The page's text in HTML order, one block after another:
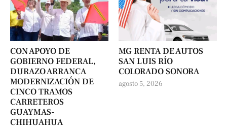
CON APOYO DE
GOBIERNO FEDERAL,
DURAZO ARRANCA
MODERNIZACIÓN DE
CINCO TRAMOS
CARRETEROS
GUAYMAS-
CHIHUAHUA
MG RENTA DE AUTOS
SAN LUIS RÍO
COLORADO SONORA
agosto 5, 2026